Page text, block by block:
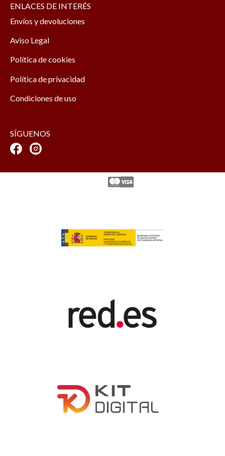
ENLACES DE INTERÉS
Envíos y devoluciones
Aviso Legal
Política de cookies
Política de privacidad
Condiciones de uso
SÍGUENOS